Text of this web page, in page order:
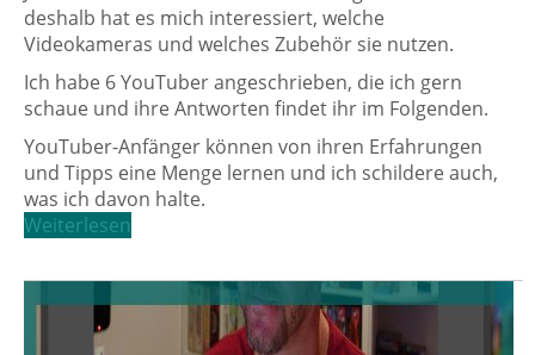
deshalb hat es mich interessiert, welche
Videokameras und welches Zubehör sie nutzen.
Ich habe 6 YouTuber angeschrieben, die ich gern
schaue und ihre Antworten findet ihr im Folgenden.
YouTuber-Anfänger können von ihren Erfahrungen
und Tipps eine Menge lernen und ich schildere auch,
was ich davon halte.
Weiterlesen